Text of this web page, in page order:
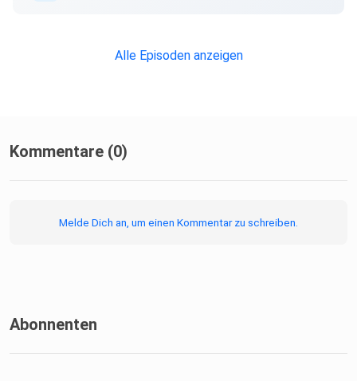
Bridgewater
Alle Episoden anzeigen
Kommentare (0)
Melde Dich an, um einen Kommentar zu schreiben.
Abonnenten